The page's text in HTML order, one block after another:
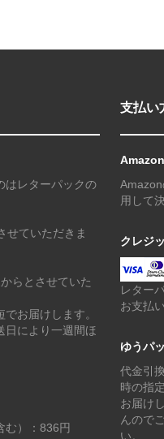
はレターパックの
せていただきま
らとさせていた
お届けします。
日により一週間ほ
む）：836円
支払い
用して
クレジ
レター
お支払
ゆうパ
代金引
時の指
お届け
んので
い。